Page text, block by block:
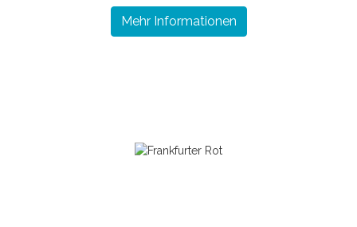
Mehr Informationen